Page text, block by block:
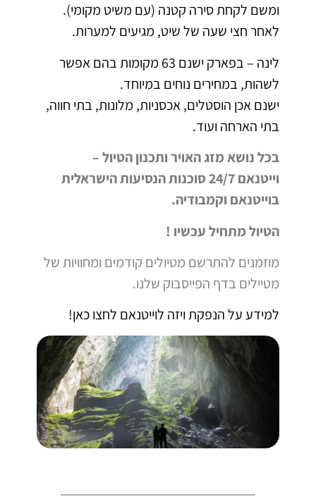
ומשם לקחת סירה קטנה (עם משיט מקומי).
לאחר חצי שעה של שיט, מגיעים למערות.
לינה – בפארק ישנם 63 מקומות בהם אפשר
לשהות, במחירים נוחים במיוחד.
ישנם אכן הוסטלים, אכסניות, מלונות, בתי חווה,
בתי הארחה ועוד.
בכל נושא מזג האויר ותכנון הטיול –
וייטנאם 24/7 סוכנות הנסיעות הישראלית
בוייטנאם וקמבודיה.
הטיול מתחיל עכשיו !
מוזמנים להתרשם מטיולים קודמים ומחוויות של
מטיילים בדף הפייסבוק שלנו.
למידע על הנפקת ויזה לוייטנאם לחצו כאן!